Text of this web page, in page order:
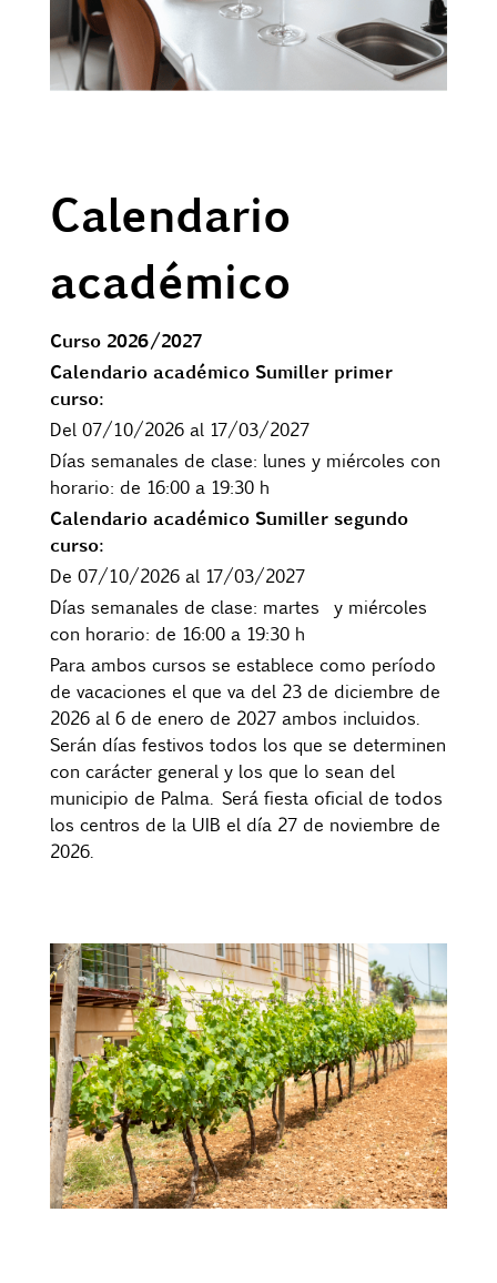
Calendario
académico
Curso 2026/2027
Calendario académico Sumiller primer
curso:
Del 07/10/2026 al 17/03/2027
Días semanales de clase: lunes y miércoles con
horario: de 16:00 a 19:30 h
Calendario académico Sumiller segundo
curso:
De 07/10/2026 al 17/03/2027
Días semanales de clase: martes y miércoles
con horario: de 16:00 a 19:30 h
Para ambos cursos se establece como período
de vacaciones el que va del 23 de diciembre de
2026 al 6 de enero de 2027 ambos incluidos.
Serán días festivos todos los que se determinen
con carácter general y los que lo sean del
municipio de Palma. Será fiesta oficial de todos
los centros de la UIB el día 27 de noviembre de
2026.